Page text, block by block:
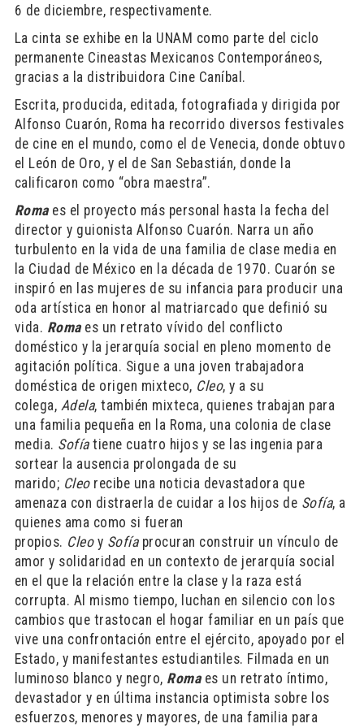
6 de diciembre, respectivamente.
La cinta se exhibe en la UNAM como parte del ciclo
permanente Cineastas Mexicanos Contemporáneos,
gracias a la distribuidora Cine Caníbal.
Escrita, producida, editada, fotografiada y dirigida por
Alfonso Cuarón, Roma ha recorrido diversos festivales
de cine en el mundo, como el de Venecia, donde obtuvo
el León de Oro, y el de San Sebastián, donde la
calificaron como “obra maestra”.
Romaes el proyecto más personal hasta la fecha del
director y guionista Alfonso Cuarón. Narra un año
turbulento en la vida de una familia de clase media en
la Ciudad de México en la década de 1970. Cuarón se
inspiró en las mujeres de su infancia para producir una
oda artística en honor al matriarcado que definió su
vida. Romaes un retrato vívido del conflicto
doméstico y la jerarquía social en pleno momento de
agitación política. Sigue a una joven trabajadora
doméstica de origen mixteco, Cleo, y a su
colega, Adela, también mixteca, quienes trabajan para
una familia pequeña en la Roma, una colonia de clase
media. Sofíatiene cuatro hijos y se las ingenia para
sortear la ausencia prolongada de su
marido; Cleorecibe una noticia devastadora que
amenaza con distraerla de cuidar a los hijos de Sofía, a
quienes ama como si fueran
propios. Cleoy Sofíaprocuran construir un vínculo de
amor y solidaridad en un contexto de jerarquía social
en el que la relación entre la clase y la raza está
corrupta. Al mismo tiempo, luchan en silencio con los
cambios que trastocan el hogar familiar en un país que
vive una confrontación entre el ejército, apoyado por el
Estado, y manifestantes estudiantiles. Filmada en un
luminoso blanco y negro, Romaes un retrato íntimo,
devastador y en última instancia optimista sobre los
esfuerzos, menores y mayores, de una familia para